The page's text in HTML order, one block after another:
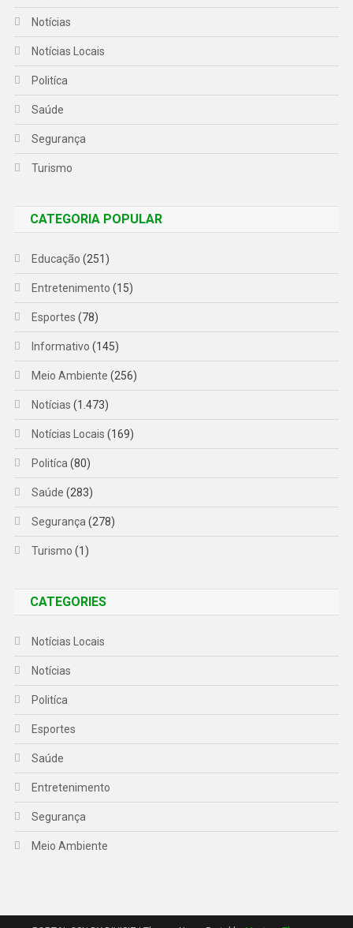
Notícias
Notícias Locais
Politíca
Saúde
Segurança
Turismo
CATEGORIA POPULAR
Educação (251)
Entretenimento (15)
Esportes (78)
Informativo (145)
Meio Ambiente (256)
Notícias (1.473)
Notícias Locais (169)
Politíca (80)
Saúde (283)
Segurança (278)
Turismo (1)
CATEGORIES
Notícias Locais
Notícias
Politíca
Esportes
Saúde
Entretenimento
Segurança
Meio Ambiente